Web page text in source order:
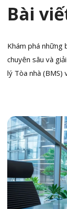
Bài
Khám phá những
chuyên sâu và
lý Tòa nhà (BMS)